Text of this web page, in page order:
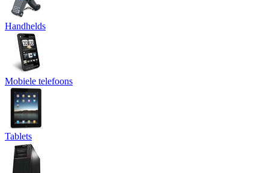
Handhelds
Mobiele telefoons
Tablets